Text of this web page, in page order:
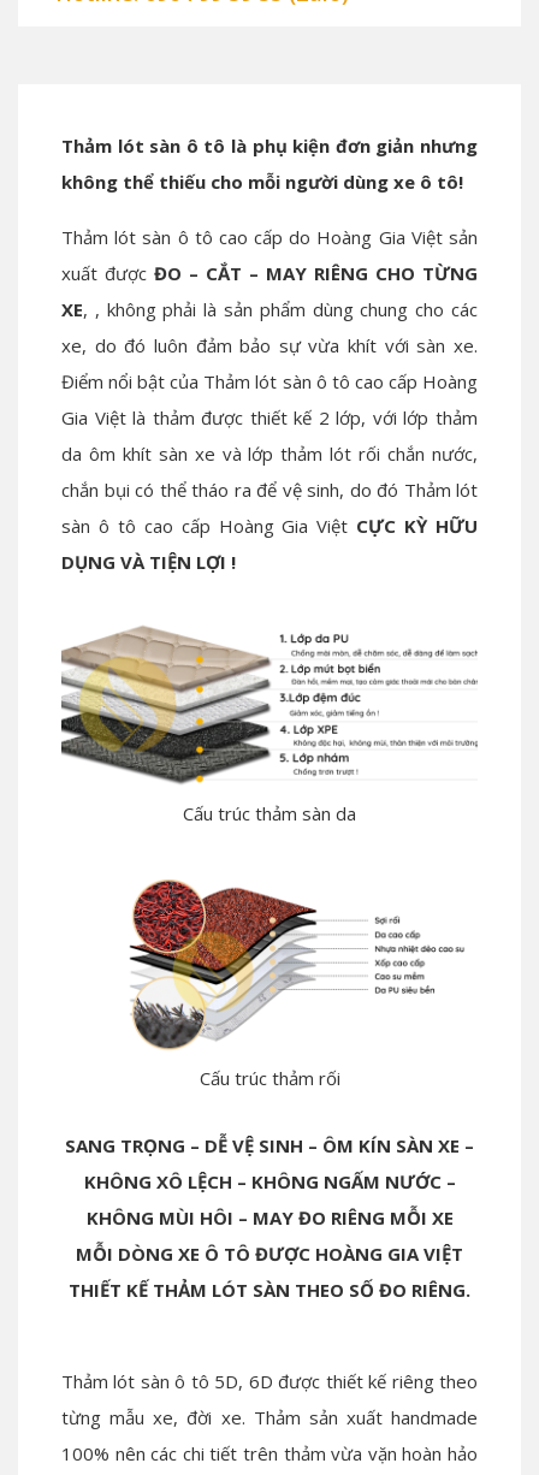
Thảm lót sàn ô tô là phụ kiện đơn giản nhưng
không thể thiếu cho mỗi người dùng xe ô tô!
Thảm lót sàn ô tô cao cấp do Hoàng Gia Việt sản
xuất được ĐO – CẮT – MAY RIÊNG CHO TỪNG
XE, , không phải là sản phẩm dùng chung cho các
xe, do đó luôn đảm bảo sự vừa khít với sàn xe.
Điểm nổi bật của Thảm lót sàn ô tô cao cấp Hoàng
Gia Việt là thảm được thiết kế 2 lớp, với lớp thảm
da ôm khít sàn xe và lớp thảm lót rối chắn nước,
chắn bụi có thể tháo ra để vệ sinh, do đó Thảm lót
sàn ô tô cao cấp Hoàng Gia Việt CỰC KỲ HỮU
DỤNG VÀ TIỆN LỢI !
Cấu trúc thảm sàn da
Cấu trúc thảm rối
SANG TRỌNG – DỄ VỆ SINH – ÔM KÍN SÀN XE –
KHÔNG XÔ LỆCH – KHÔNG NGẤM NƯỚC –
KHÔNG MÙI HÔI – MAY ĐO RIÊNG MỖI XE
MỖI DÒNG XE Ô TÔ ĐƯỢC HOÀNG GIA VIỆT
THIẾT KẾ THẢM LÓT SÀN THEO SỐ ĐO RIÊNG.
Thảm lót sàn ô tô 5D, 6D được thiết kế riêng theo
từng mẫu xe, đời xe. Thảm sản xuất handmade
100% nên các chi tiết trên thảm vừa vặn hoàn hảo